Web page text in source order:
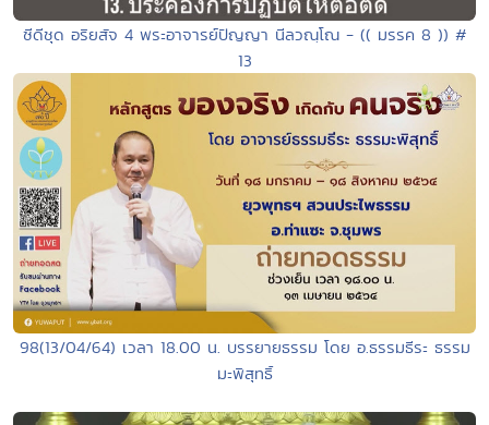
ซีดีชุด อริยสัจ 4 พระอาจารย์ปัญญา นีลวณฺโณ - (( มรรค 8 )) #
13
98(13/04/64) เวลา 18.00 น. บรรยายธรรม โดย อ.ธรรมธีระ ธรรม
มะพิสุทธิ์